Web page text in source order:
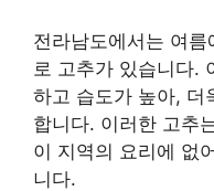
전라남도에서는 여
로 고추가 있습니다.
하고 습도가 높아, 더
합니다. 이러한 고추
이 지역의 요리에 없
니다.